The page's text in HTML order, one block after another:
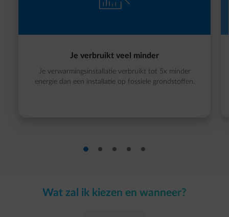
Je verbruikt veel minder
Je verwarmingsinstallatie verbruikt tot 5x minder
energie dan een installatie op fossiele grondstoffen.
dia 1
Wat zal ik kiezen en wanneer?